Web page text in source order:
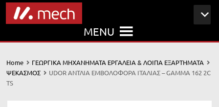
MENU
Home
ΓΕΩΡΓΙΚΑ ΜΗΧΑΝΗΜΑΤΑ ΕΡΓΑΛΕΙΑ & ΛΟΙΠΑ ΕΞΑΡΤΗΜΑΤΑ
ΨΕΚΑΣΜΟΣ
UDOR ΑΝΤΛΙΑ ΕΜΒΟΛΟΦΟΡΑ ΙΤΑΛΙΑΣ – GAMMA 162 2C
TS